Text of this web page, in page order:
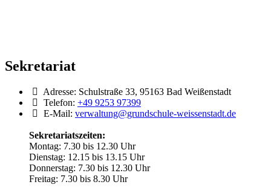
Sekretariat
Adresse: Schulstraße 33, 95163 Bad Weißenstadt
Telefon: +49 9253 97399
E-Mail: verwaltung@grundschule-weissenstadt.de
Sekretariatszeiten:
Montag: 7.30 bis 12.30 Uhr
Dienstag: 12.15 bis 13.15 Uhr
Donnerstag: 7.30 bis 12.30 Uhr
Freitag: 7.30 bis 8.30 Uhr